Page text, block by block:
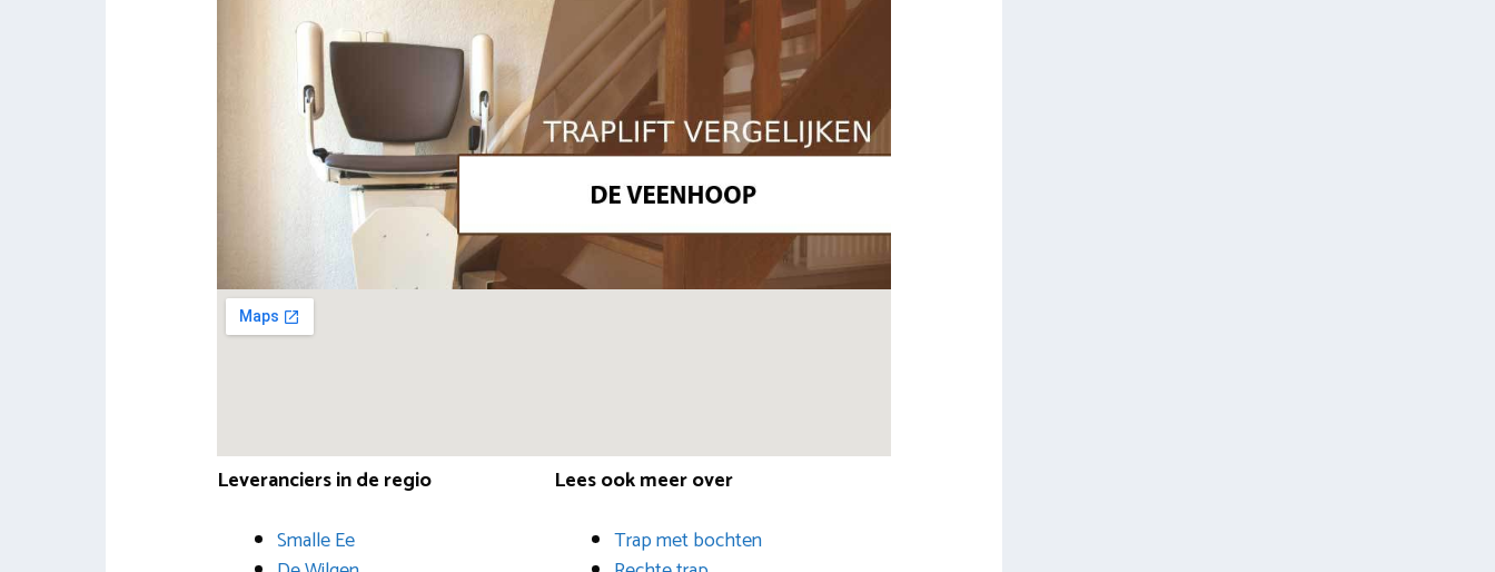
Leveranciers in de regio
Smalle Ee
Lees ook meer over
Trap met bochten